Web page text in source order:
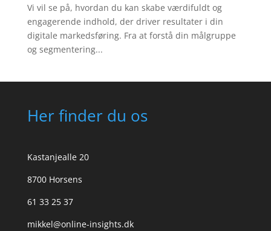
Vi vil se på, hvordan du kan skabe værdifuldt og
engagerende indhold, der driver resultater i din
digitale markedsføring. Fra at forstå din målgruppe
og segmentering...
Her finder du os
Kastanjealle 20
8700 Horsens
61 33 25 37
mikkel@online-insights.dk